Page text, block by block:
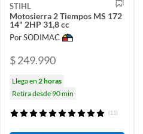
STIHL
Motosierra 2 Tiempos MS 172
14" 2HP 31,8 cc
Por SODIMAC
$ 249.990
Llega en 2 horas
Retira desde 90 min
(11)